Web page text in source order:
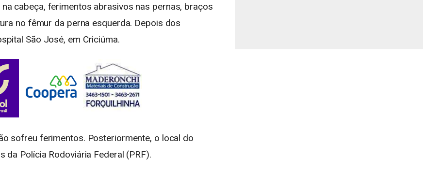
cabeça, ferimentos abrasivos nas pernas, braços
no fêmur da perna esquerda. Depois dos
São José, em Criciúma.
sofreu ferimentos. Posteriormente, o local do
Polícia Rodoviária Federal (PRF).